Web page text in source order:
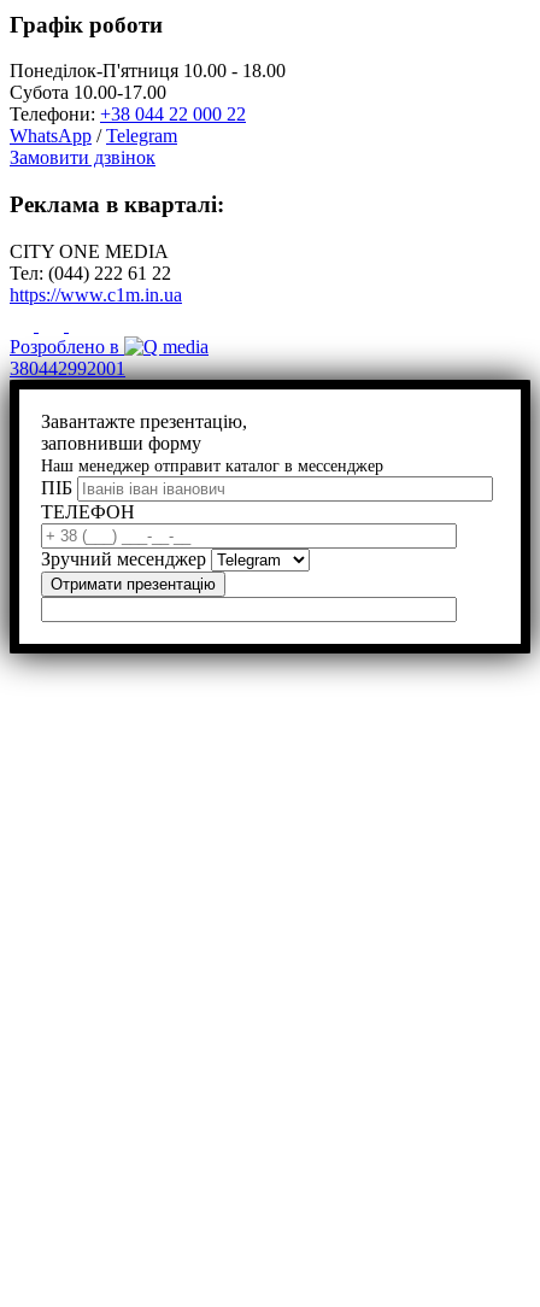
Графік роботи
Понеділок-П'ятниця 10.00 - 18.00
Субота 10.00-17.00
Телефони: +38 044 22 000 22
WhatsApp /Telegram
Замовити дзвінок
Реклама в кварталі:
CITY ONE MEDIA
Тел: (044) 222 61 22
https://www.c1m.in.ua
Розроблено в
380442992001
Завантажте презентацію,
заповнивши форму
Наш менеджер отправит каталог в мессенджер
ПІБ
ТЕЛЕФОН
Зручний месенджер